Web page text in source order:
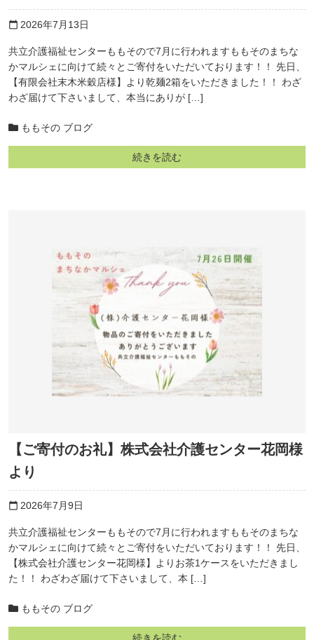
calendar_today 2026年7月13日
共立介護福祉センターももそので7月に行われますももそのまちな
かマルシェに向けて続々とご寄付をいただいております！！ 先日、
【有限会社末木米穀店様】より乾麺2箱をいただきました！！ わざ
わざ届けて下さいまして、本当にありが […]
ももその ブログ
続きを読む
【ご寄付のお礼】株式会社介護センター花岡様
より
calendar_today 2026年7月9日
共立介護福祉センターももそので7月に行われますももそのまちな
かマルシェに向けて続々とご寄付をいただいております！！ 先日、
【株式会社介護センター花岡様】よりお茶1ケースをいただきまし
た！！ わざわざ届けて下さいまして、本 […]
ももその ブログ